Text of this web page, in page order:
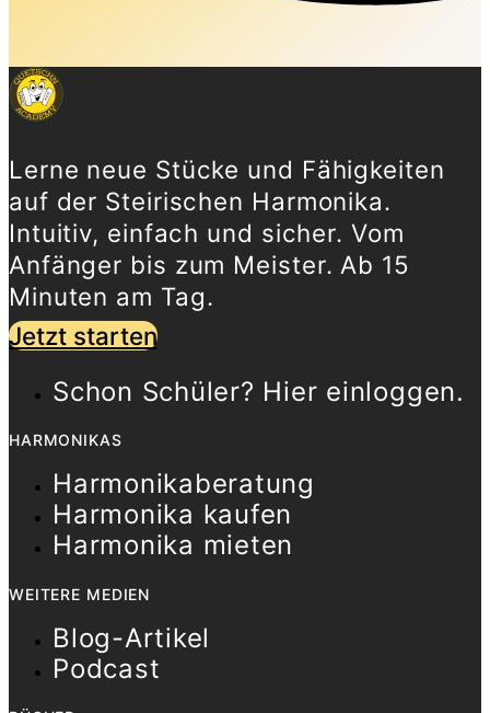
Lerne neue Stücke und Fähigkeiten
auf der Steirischen Harmonika.
Intuitiv, einfach und sicher. Vom
Anfänger bis zum Meister. Ab 15
Minuten am Tag.
Jetzt starten
Schon Schüler? Hier einloggen.
HARMONIKAS
Harmonikaberatung
Harmonika kaufen
Harmonika mieten
WEITERE MEDIEN
Blog-Artikel
Podcast